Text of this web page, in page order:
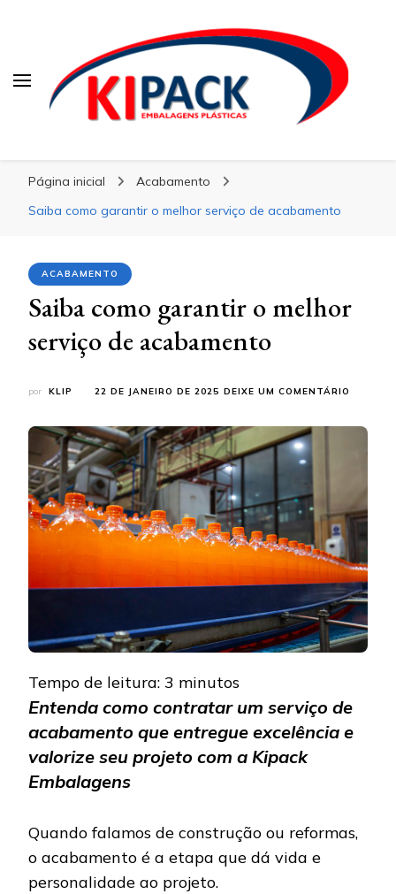
Página inicial
Acabamento
Saiba como garantir o melhor serviço de acabamento
ACABAMENTO
Saiba como garantir o melhor
serviço de acabamento
por KLIP 22 DE JANEIRO DE 2025 DEIXE UM COMENTÁRIO
DE
Tempo de leitura: 3 minutos
Entenda como contratar um serviço de
acabamento que entregue excelência e
valorize seu projeto com a Kipack
Embalagens
Quando falamos de construção ou reformas,
o acabamento é a etapa que dá vida e
personalidade ao projeto.